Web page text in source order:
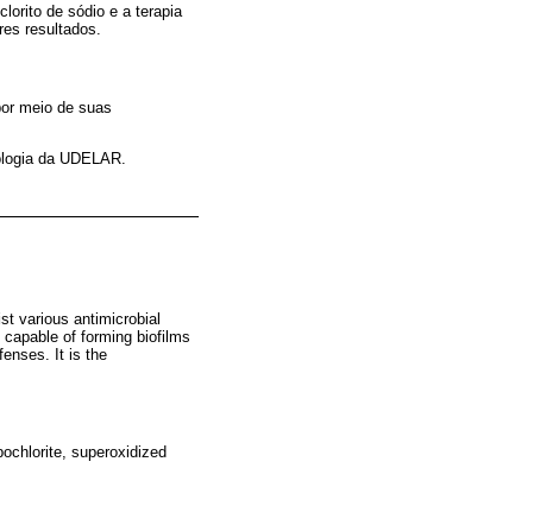
de sódio e a terapia
resultados.
meio de suas
da UDELAR.
various antimicrobial
of forming biofilms
It is the
superoxidized